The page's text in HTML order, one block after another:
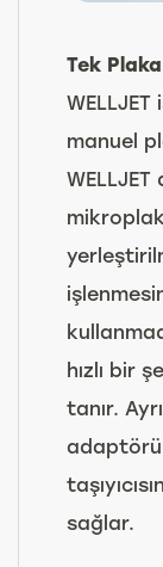
Tek
manuel
hızlı bir
tanır.
sağlar.